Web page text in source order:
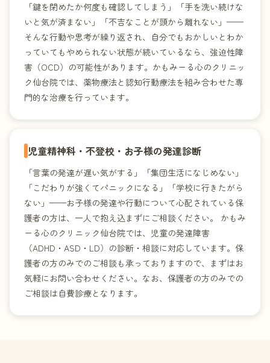
「鍵を閉めたか何度も確認してしまう」「手を洗い続けな
いと気が済まない」「不吉なことが頭から離れない」——
そんな行動や思考が繰り返され、自分でもおかしいとわか
っていてもやめられない状態が続いているなら、強迫性障
害（OCD）の可能性があります。かもみーる心のクリニッ
ク仙台院では、薬物療法と認知行動療法を組み合わせた専
門的な治療を行っています。
児童精神科・不登校・お子様の発達診断
「言葉の発達が遅い気がする」「集団生活になじめない」
「こだわりが強くてパニックになる」「学校に行きたがら
ない」——お子様の発達や行動について心配されている保
護者の方は、一人で抱え込まずにご相談ください。 かもみ
ーる心のクリニック仙台院では、児童の発達障害
（ADHD・ASD・LD）の診断・相談に対応しています。保
護者の方のみでのご相談も承っておりますので、まずはお
気軽にお問い合わせください。なお、保護者の方のみでの
ご相談は自費診療となります。